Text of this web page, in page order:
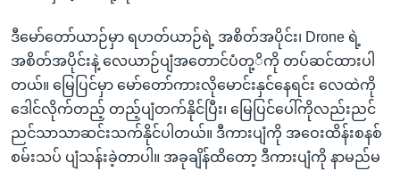
ရန်ဒီမော်တော်ယာဉ်မှာ ရဟတ်ယာဉ်ရဲ့ အစိတ်အပိုင်း၊ Drone ရဲ့
အစိတ်အပိုင်းနဲ့ လေယာဉ်ပျံအတောင်ပံတု့ိကို တပ်ဆင်ထားပါ
တယ်။ မြေပြင်မှာ မော်တော်ကားလိုမောင်းနှင်နေရင်း လေထဲကို
ဒေါင်လိုက်တည့် တည့်ပျံတက်နိုင်ပြီး၊ မြေပြင်ပေါ်ကိုလည်းညင်
ညင်သာသာဆင်းသက်နိုင်ပါတယ်။ ဒီကားပျံကို အဝေးထိန်းစနစ်
စမ်းသပ် ပျံသန်းခဲ့တာပါ။ အခုချိန်ထိတော့ ဒီကားပျံကို နာမည်မ